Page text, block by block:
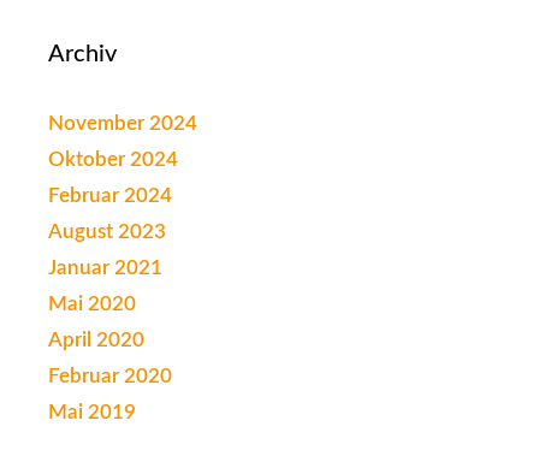
Archiv
November 2024
Oktober 2024
Februar 2024
August 2023
Januar 2021
Mai 2020
April 2020
Februar 2020
Mai 2019